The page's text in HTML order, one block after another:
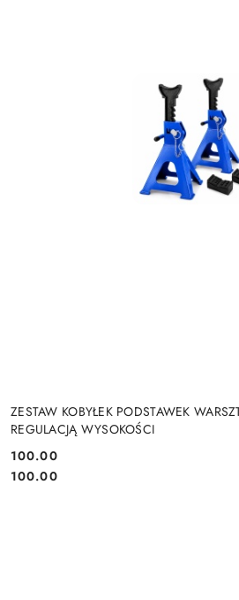
ZESTAW KOBYŁEK PODSTAWEK
REGULACJĄ WYSOKOŚCI
Cena:
100.00
Cena:
100.00